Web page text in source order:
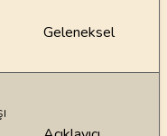
Geleneksel